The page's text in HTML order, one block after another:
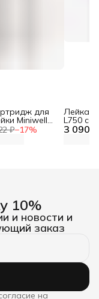
₽−17%
для
Miniwell
3 090 ₽
Лейка
L750 со
10%
и новости и
заказ
на